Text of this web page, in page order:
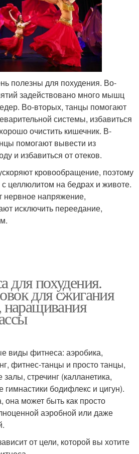
полезны для похудения. Во-
задействовано много мышц
Во-вторых, танцы помогают
системы, избавиться
очистить кишечник. В-
помогают вывести из
и избавиться от отеков.
кровообращение, поэтому
целлюлитом на бедрах и животе.
напряжение,
исключить переедание,
для похудения.
для сжигания
наращивания
виды фитнеса: аэробика,
фитнес-танцы и просто танцы,
стречинг (калланетика,
гимнастики бодифлекс и цигун).
она может быть как просто
аэробной или даже
от цели, которой вы хотите